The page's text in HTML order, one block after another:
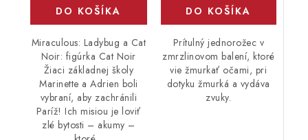
DO KOŠÍKA
Miraculous: Ladybug a Cat
Noir: figúrka Cat Noir
Žiaci základnej školy
Marinette a Adrien boli
vybraní, aby zachránili
Paríž! Ich misiou je loviť
zlé bytosti – akumy –
DO KOŠÍKA
Prítulný jednorožec v
zmrzlinovom balení, ktoré
vie žmurkať očami, pri
dotyku žmurká a vydáva
zvuky.